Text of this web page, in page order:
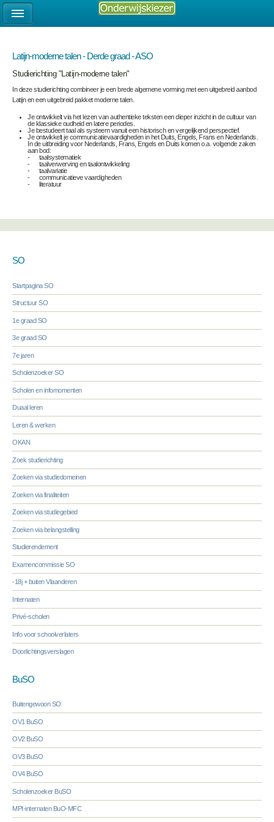
Latijn-moderne talen - Derde graad - ASO
Studierichting "Latijn-moderne talen"
In deze studierichting combineer je een brede algemene vorming met een uitgebreid aanbod
Latijn en een uitgebreid pakket moderne talen.
Je ontwikkelt via het lezen van authentieke teksten een dieper inzicht in de cultuur van
de klassieke oudheid en latere periodes.
Je bestudeert taal als systeem vanuit een historisch en vergelijkend perspectief.
Je ontwikkelt je communicatievaardigheden in het Duits, Engels, Frans en Nederlands.
In de uitbreiding voor Nederlands, Frans, Engels en Duits komen o.a. volgende zaken
aan bod:
- taalsystematiek
- taalverwerving en taalontwikkeling
- taalvariatie
- communicatieve vaardigheden
- literatuur
SO
Startpagina SO
Structuur SO
1e graad SO
3e graad SO
7e jaren
Scholenzoeker SO
Scholen en infomomenten
Duaal leren
Leren & werken
OKAN
Zoek studierichting
Zoeken via studiedomeinen
Zoeken via finaliteiten
Zoeken via studiegebied
Zoeken via belangstelling
Studierendement
Examencommissie SO
-18j + buiten Vlaanderen
Internaten
Privé-scholen
Info voor schoolverlaters
Doorlichtingsverslagen
BuSO
Buitengewoon SO
OV1 BuSO
OV2 BuSO
OV3 BuSO
OV4 BuSO
Scholenzoeker BuSO
MPI-internaten BuO-MFC